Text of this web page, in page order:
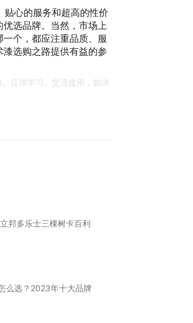
贴心的服务和超高的性价
选品牌。当然，市场上
个，都应注重品质、服
选购之路提供有益的参
仅供学习、交流使用，如涉
邦多乐士三棵树卡百利
么选？2023年十大品牌